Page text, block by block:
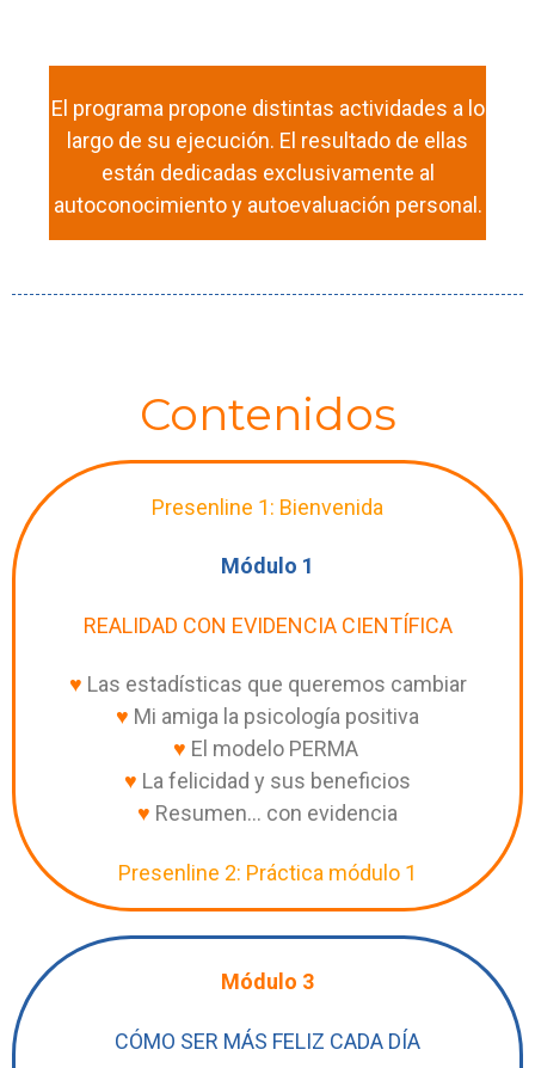
El programa propone distintas actividades a lo
largo de su ejecución. El resultado de ellas
están dedicadas exclusivamente al
autoconocimiento y autoevaluación personal.
Contenidos
Presenline 1: Bienvenida
Módulo 1
REALIDAD CON EVIDENCIA CIENTÍFICA
♥ Las estadísticas que queremos cambiar
♥ Mi amiga la psicología positiva
♥ El modelo PERMA
♥ La felicidad y sus beneficios
♥ Resumen… con evidencia
Presenline 2: Práctica módulo 1
Módulo 3
CÓMO SER MÁS FELIZ CADA DÍA